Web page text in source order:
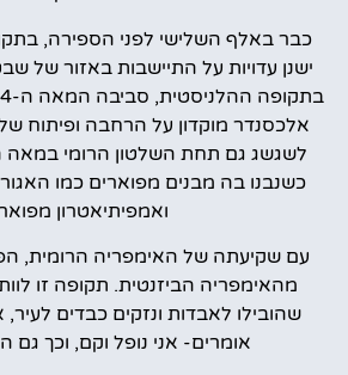
כבר באלף השלישי לפני הספירה,
ישנן עדויות על התיישבות באזור של
אלכסנדר מוקדון על הרחבה ופיתוח
כשנבנו בה מבנים מפוארים כמו
ואמפיתיאטרון
עם שקיעתה של האימפריה הרומית,
מהאימפריה הביזנטית. תקופה זו
שהובילו לאבדות ונזקים כבדים
אומרים- אני נופל וקם, וכך גם